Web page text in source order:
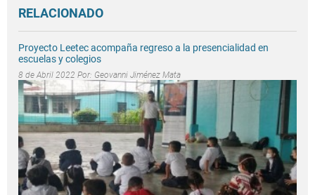
RELACIONADO
Proyecto Leetec acompaña regreso a la presencialidad en
escuelas y colegios
8 de Abril 2022 Por: Geovanni Jiménez Mata